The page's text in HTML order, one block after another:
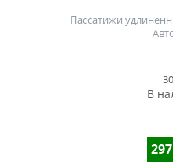
Пассатижи
В